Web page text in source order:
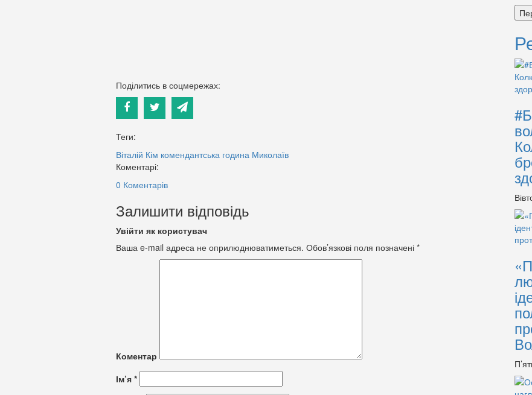
Поділитись в соцмережах:
Теги:
Віталій Кім комендантська година Миколаїв
Коментарі:
0 Коментарів
Залишити відповідь
Увійти як користувач
Ваша e-mail адреса не оприлюднюватиметься. Обов’язкові поля позначені *
Коментар
Ім’я *